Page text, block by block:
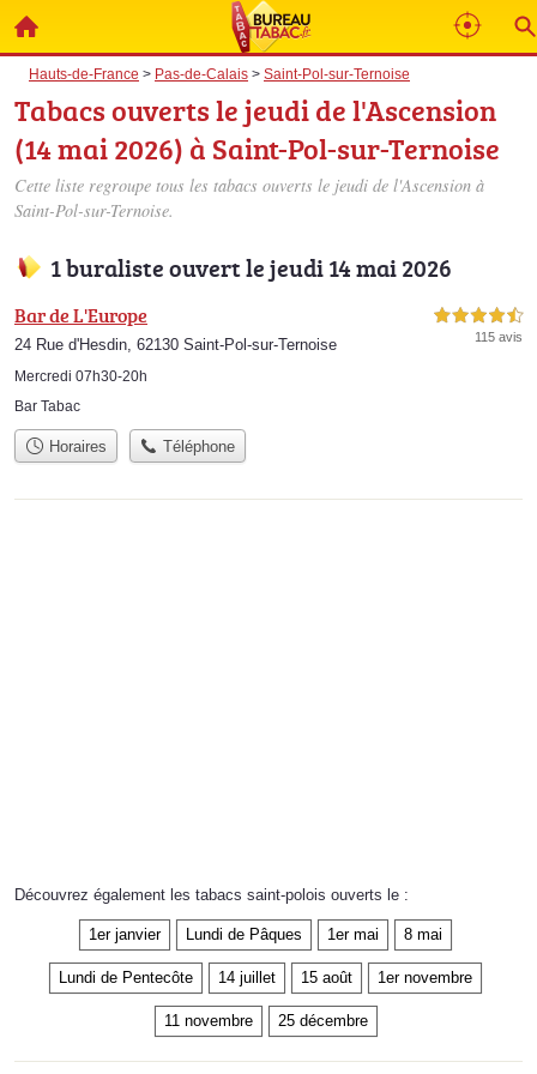
Hauts-de-France > Pas-de-Calais > Saint-Pol-sur-Ternoise
Tabacs ouverts le jeudi de l'Ascension
(14 mai 2026) à Saint-Pol-sur-Ternoise
Cette liste regroupe tous les tabacs ouverts le jeudi de l'Ascension à
Saint-Pol-sur-Ternoise.
1 buraliste ouvert le jeudi 14 mai 2026
Bar de L'Europe
24 Rue d'Hesdin, 62130 Saint-Pol-sur-Ternoise
Mercredi 07h30-20h
4,5 étoiles sur 5
115 avis
Bar Tabac
Horaires Téléphone
Découvrez également les tabacs saint-polois ouverts le :
1er janvier Lundi de Pâques 1er mai 8 mai
Lundi de Pentecôte 14 juillet 15 août 1er novembre
11 novembre 25 décembre